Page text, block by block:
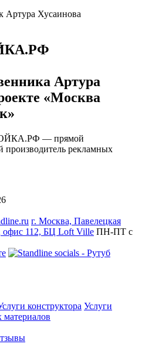
Артура
«Москва
— прямой
производитель рекламных
г. Москва, Павелецкая
офис 112, БЦ Loft Ville ПН-ПТ с
конструктора Услуги
материалов